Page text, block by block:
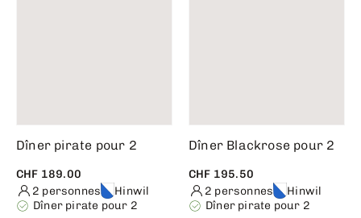
Dîner pirate pour 2
CHF 189.00
2 personnes
Hinwil
Dîner pirate pour 2
Dîner Blackrose pour 2
CHF 195.50
2 personnes
Hinwil
Dîner pirate pour 2